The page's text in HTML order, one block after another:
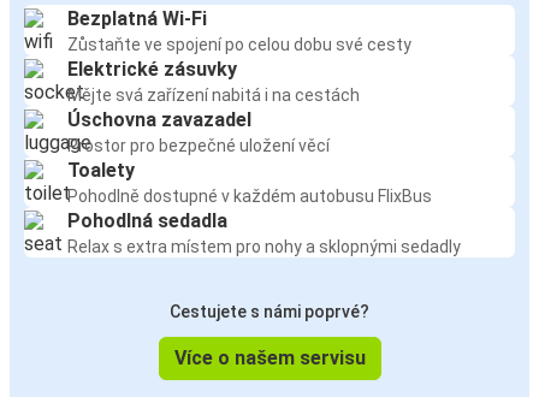
Bezplatná Wi-Fi
Zůstaňte ve spojení po celou dobu své cesty
Elektrické zásuvky
Mějte svá zařízení nabitá i na cestách
Úschovna zavazadel
Prostor pro bezpečné uložení věcí
Toalety
Pohodlně dostupné v každém autobusu FlixBus
Pohodlná sedadla
Relax s extra místem pro nohy a sklopnými sedadly
Cestujete s námi poprvé?
Více o našem servisu